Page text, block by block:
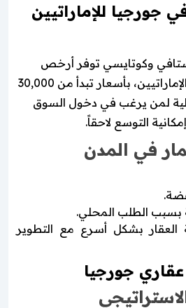
للإماراتيين
وكوتايسي توفر أرخص
الخيارات للمستثمرين الإماراتيين، بأسعار تبدأ من 30,000
لمن يرغب في دخول السوق
التوسع لاحقاً.
في المدن
بسبب الطلب المحلي.
العقار بشكل أسرع مع التطوير
جورجيا